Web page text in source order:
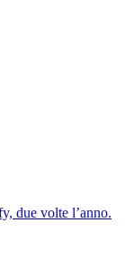
due volte l’anno.